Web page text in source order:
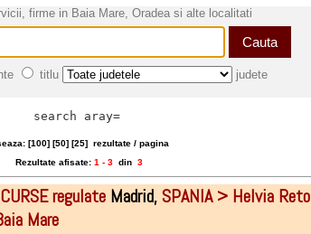
firme in Baia Mare, Oradea si alte localitati
titlu judete
search aray=
[100] [50] [25] rezultate / pagina
Rezultate afisate: 1 - 3 din 3
regulate Madrid,SPANIA > Helvia Reto
Mare